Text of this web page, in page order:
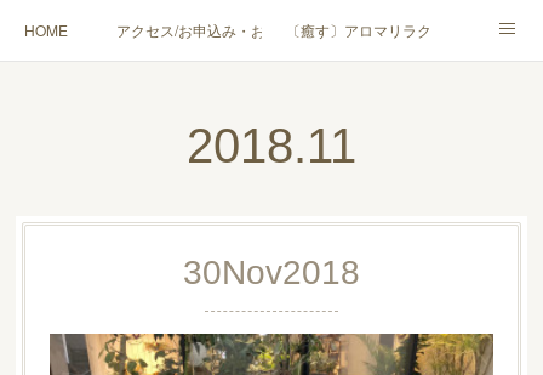
HOME アクセス/お申込み・お問合せ〔癒す〕アロマリラクゼーション
〔愉しむ〕アロマクラフトワークショップ〔使う〕実用アロマテラピー(全4回)
ハンモックタイ古式協会® 厚木校出張講座(個人／企業・団体)
2018.11
30Nov2018